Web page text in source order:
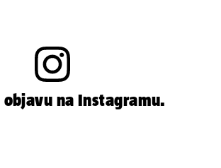
na Instagramu.